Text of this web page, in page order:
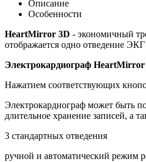
Описание
Особенности
HeartMirror 3D - экономичный
отображается одно отведение
Электрокардиограф HeartMirror
Нажатием соответствующих
Электрокардиограф может быть
длительное хранение записей, а
3 стандартных отведения
ручной и автоматический режим